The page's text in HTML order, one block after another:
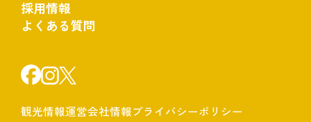
採用情報
よくある質問
観光情報運営会社情報プライバシーポリシー